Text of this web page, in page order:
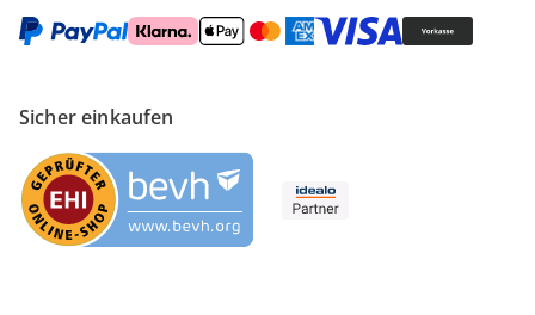
Sicher einkaufen